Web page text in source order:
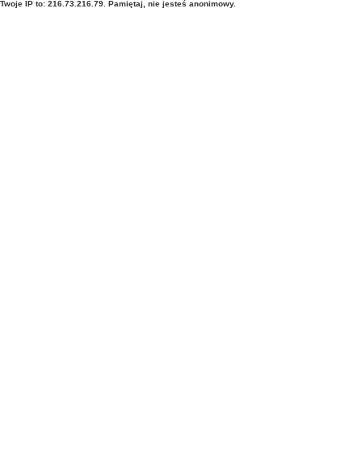
Twoje IP to: 216.73.216.79. Pamiętaj, nie jesteś anonimowy.